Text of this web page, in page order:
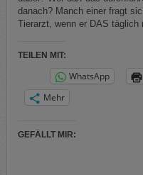
danach? Manch einer fragt
Tierarzt, wenn er DAS täglich
TEILEN MIT:
WhatsApp
Mehr
GEFÄLLT MIR: